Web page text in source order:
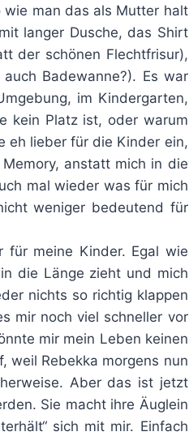
man das als Mutter halt
langer Dusche, das Shirt
der schönen Flechtfrisur),
Badewanne?). Es war
im Kindergarten,
kein Platz ist, oder warum
eh lieber für die Kinder ein,
anstatt mich in die
mal wieder was für mich
weniger bedeutend für
meine Kinder. Egal wie
die Länge zieht und mich
nichts so richtig klappen
mir noch viel schneller vor
mir mein Leben keinen
weil Rebekka morgens nun
Aber das ist jetzt
Sie macht ihre Äuglein
sich mit mir. Einfach